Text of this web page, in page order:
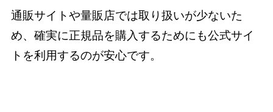
通販サイトや量販店では取り扱いが少ないた
め、確実に正規品を購入するためにも公式サイ
トを利用するのが安心です。